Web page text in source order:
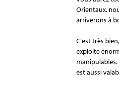
Orientaux,
arriverons à
C'est très
exploite
est aussi